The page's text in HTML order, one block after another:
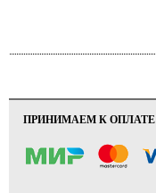
ПРИНИМАЕМ К ОПЛАТЕ